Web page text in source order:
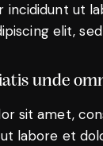
incididunt ut
elit,
unde
sit amet,
labore et